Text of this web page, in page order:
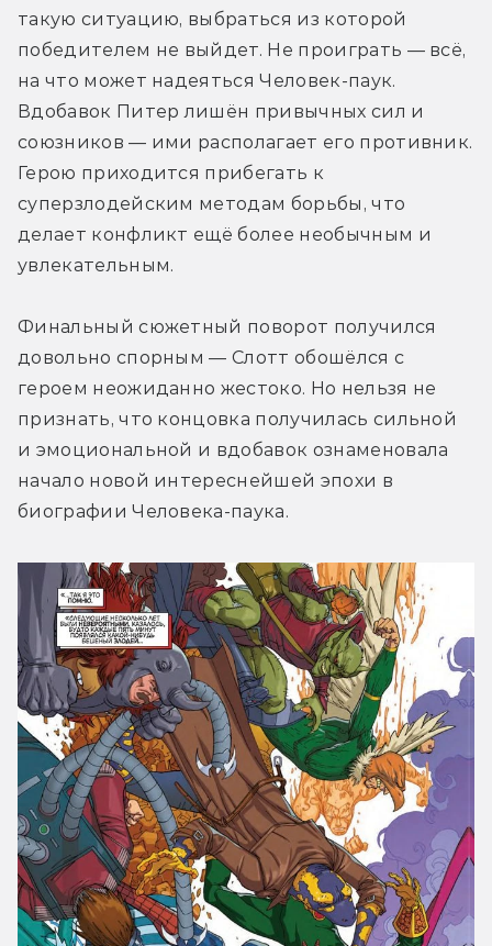
такую ситуацию, выбраться из которой
победителем не выйдет. Не проиграть — всё,
на что может надеяться Человек-паук.
Вдобавок Питер лишён привычных сил и
союзников — ими располагает его противник.
Герою приходится прибегать к
суперзлодейским методам борьбы, что
делает конфликт ещё более необычным и
увлекательным.
Финальный сюжетный поворот получился
довольно спорным — Слотт обошёлся с
героем неожиданно жестоко. Но нельзя не
признать, что концовка получилась сильной
и эмоциональной и вдобавок ознаменовала
начало новой интереснейшей эпохи в
биографии Человека-паука.